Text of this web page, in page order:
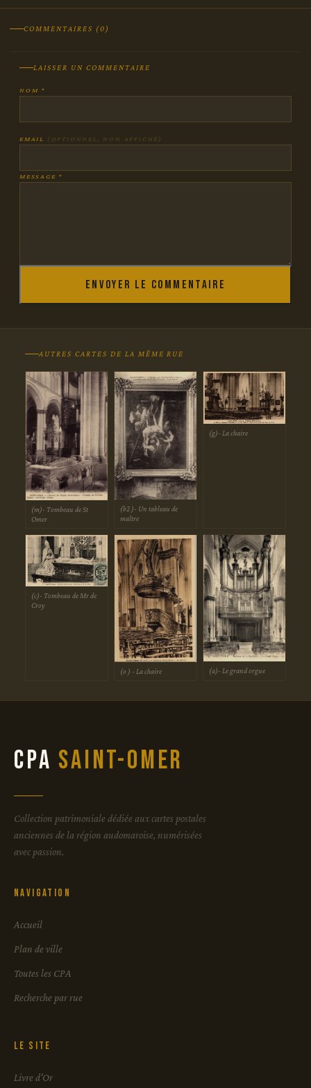
COMMENTAIRES (0)
LAISSER UN COMMENTAIRE
NOM *
EMAIL (OPTIONNEL, NON AFFICHÉ)
MESSAGE *
Envoyer le commentaire
AUTRES CARTES DE LA MÊME RUE
(m)- Tombeau de St
Omer
(b2 )- Un tableau de
maître
(g)- La chaire
(c)- Tombeau de Mr de
Croy
(o ) - La chaire (a)- Le grand orgue
CPA Saint-Omer
Collection patrimoniale dédiée aux cartes postales
anciennes de la région audomaroise, numérisées
avec passion.
Navigation
Accueil
Plan de ville
Toutes les CPA
Recherche par rue
Le site
Livre d'Or